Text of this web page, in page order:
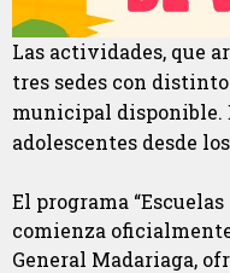
Las actividades, que
tres sedes con
municipal disponible.
adolescentes desde
El programa
comienza
General Madariaga,